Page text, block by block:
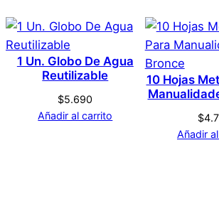
No hay valoraciones aún. Solo los
1 Un. Globo De Agua
Reutilizable
$5.690
Añadir al carrito
10 Hojas
$
Añadir